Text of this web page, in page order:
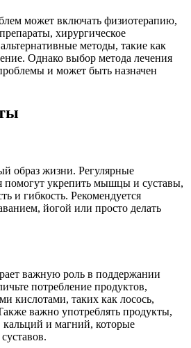
может включать физиотерапию,
хирургическое
методы, такие как
Однако выбор метода лечения
и может быть назначен
образ жизни. Регулярные
помогут укрепить мышцы и суставы,
и гибкость. Рекомендуется
йогой или просто делать
важную роль в поддержании
потребление продуктов,
кислотами, таких как лосось,
важно употреблять продукты,
и магний, которые